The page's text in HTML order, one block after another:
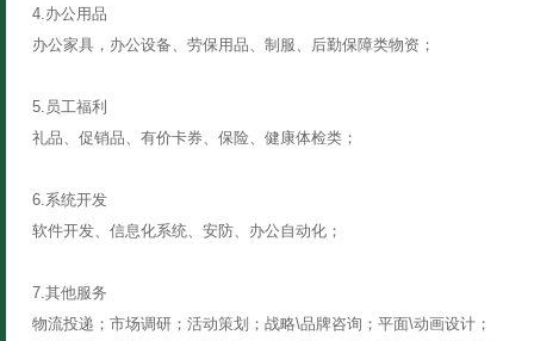
4.办公用品
办公家具，办公设备、劳保用品、制服、后勤保障类物资；
5.员工福利
礼品、促销品、有价卡券、保险、健康体检类；
6.系统开发
软件开发、信息化系统、安防、办公自动化；
7.其他服务
物流投递；市场调研；活动策划；战略\品牌咨询；平面\动画设计；